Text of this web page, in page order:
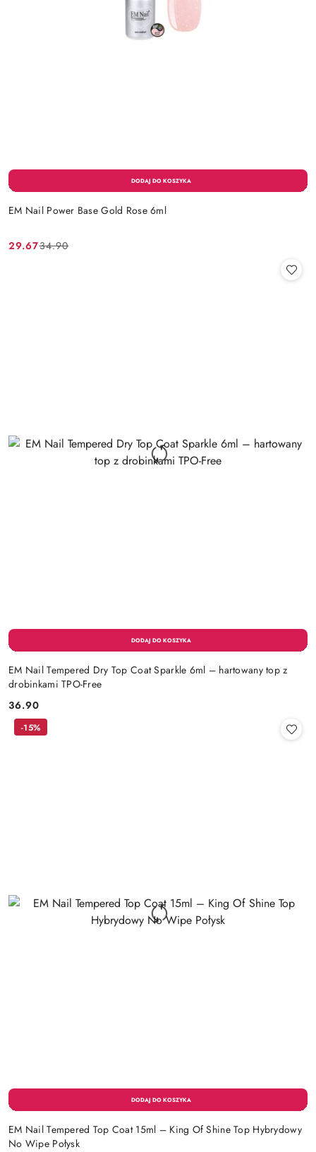
EM Nail Power Base Gold Rose 6ml
Cena
29.67
Cena 34.90
EM Nail Tempered Dry Top Coat Sparkle 6ml – hartowany top z
drobinkami TPO-Free
Cena:
36.90
EM Nail Tempered Top Coat 15ml – King Of Shine Top Hybrydowy
No Wipe Połysk
-15%